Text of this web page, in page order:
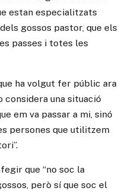
estan especialitzats
gossos pastor, que els
passes i totes les
ha volgut fer públic ara
considera una situació
em va passar a mi, sinó
persones que utilitzem
que “no soc la
però sí que soc el